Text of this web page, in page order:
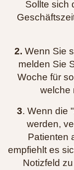
Sollte sich
2. Wenn Sie
melden Sie
Woche für
welche
3. Wenn die
werden,
Patienten
empfiehlt es
Notizfeld